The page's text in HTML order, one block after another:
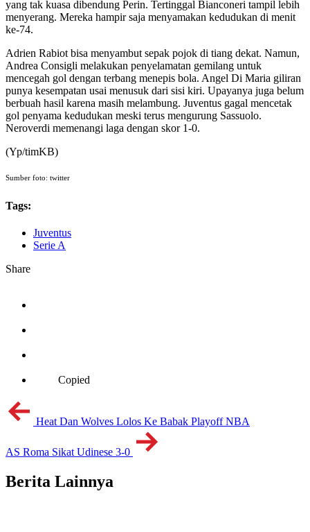
yang tak kuasa dibendung Perin. Tertinggal Bianconeri tampil lebih
menyerang. Mereka hampir saja menyamakan kedudukan di menit
ke-74.
Adrien Rabiot bisa menyambut sepak pojok di tiang dekat. Namun,
Andrea Consigli melakukan penyelamatan gemilang untuk
mencegah gol dengan terbang menepis bola. Angel Di Maria giliran
punya kesempatan usai menusuk dari sisi kiri. Upayanya juga belum
berbuah hasil karena masih melambung. Juventus gagal mencetak
gol penyama kedudukan meski terus mengurung Sassuolo.
Neroverdi memenangi laga dengan skor 1-0.
(Yp/timKB)
Sumber foto: twitter
Tags:
Juventus
Serie A
Share
Copied
Heat Dan Wolves Lolos Ke Babak Playoff NBA
AS Roma Sikat Udinese 3-0
Berita Lainnya